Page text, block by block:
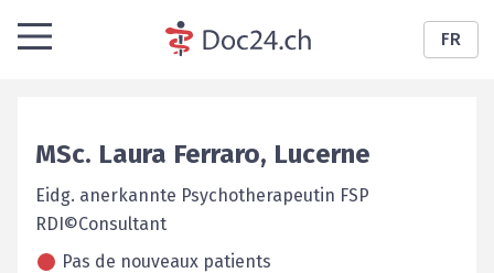
FR
MSc. Laura Ferraro, Lucerne
Eidg. anerkannte Psychotherapeutin FSP
RDI©Consultant
Pas de nouveaux patients